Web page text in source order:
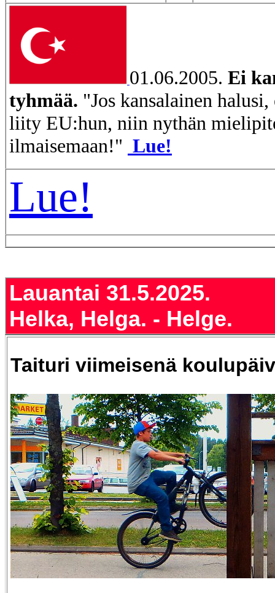
01.06.2005. Ei
tyhmää. "Jos kansalainen
liity EU:hun, niin nythän
ilmaisemaan!" Lue!
Lue!
Lauantai 31.5.2025.
Helka, Helga. - Helge.
Taituri viimeisenä